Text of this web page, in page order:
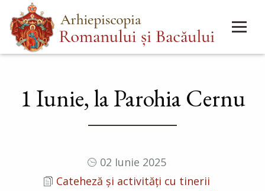
Mergi
la
conţinutul
Main
menu
1 Iunie, la Parohia Cernu
02 Iunie 2025
Cateheză și activități cu tinerii